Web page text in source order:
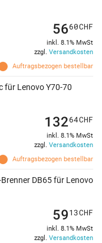
Auftragsbezogen bestellbar
5660CHF
inkl. 8.1% MwSt
zzgl. Versandkosten
für Lenovo Y70-70
Auftragsbezogen bestellbar
13264CHF
inkl. 8.1% MwSt
zzgl. Versandkosten
DB65 für Lenovo
5913CHF
inkl. 8.1% MwSt
zzgl. Versandkosten